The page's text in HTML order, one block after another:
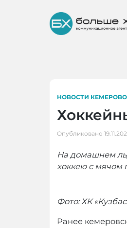
НОВОСТИ КЕМЕРОВО
Опубликовано
На домашнем
хоккею с мячом
Фото: ХК
Ранее